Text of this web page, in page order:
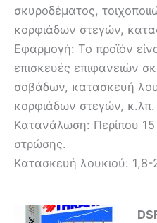
σκυροδέματος,
κορφιάδων στεγών,
Εφαρμογή: Το προϊόν
επισκευές επιφανειών
σοβάδων, κατασκευή
κορφιάδων στεγών, κ.λπ.
Κατανάλωση: Περίπου
στρώσης.
Κατασκευή λουκιού: